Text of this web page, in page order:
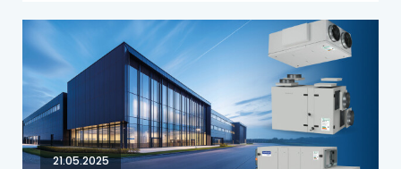
21.05.2025